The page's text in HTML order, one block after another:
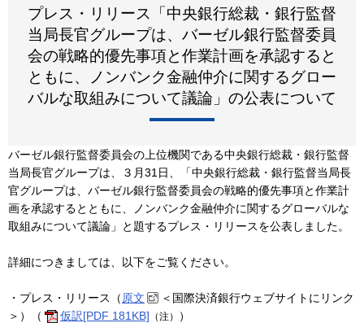
プレス・リリース「中央銀行総裁・銀行監督
当局長官グループは、バーゼル銀行監督委員
会の戦略的優先事項と作業計画を承認すると
ともに、ノンバンク金融仲介に関するグロー
バルな取組みについて議論」の公表について
バーゼル銀行監督委員会の上位機関である中央銀行総裁・銀行監督
当局長官グループは、３月31日、「中央銀行総裁・銀行監督当局長
官グループは、バーゼル銀行監督委員会の戦略的優先事項と作業計
画を承認するとともに、ノンバンク金融仲介に関するグローバルな
取組みについて議論」と題するプレス・リリースを公表しました。
詳細につきましては、以下をご覧ください。
・プレス・リリース（ 原文
＜国際決済銀行ウェブサイトにリンク
＞）（
仮訳[PDF 181KB] （注） ）